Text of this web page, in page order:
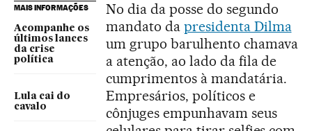
MAIS INFORMAÇÕES
Acompanhe os
últimos lances
da crise
política
Lula cai do
cavalo
No dia da posse do segundo
mandato da presidenta Dilma
um grupo barulhento chamava
a atenção, ao lado da fila de
cumprimentos à mandatária.
Empresários, políticos e
cônjuges empunhavam seus